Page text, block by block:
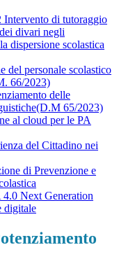
di tutoraggio
divari negli
dispersione scolastica
del personale scolastico
66/2023)
delle
65/2023)
al cloud per le PA
del Cittadino nei
di Prevenzione e
Next Generation
digitale